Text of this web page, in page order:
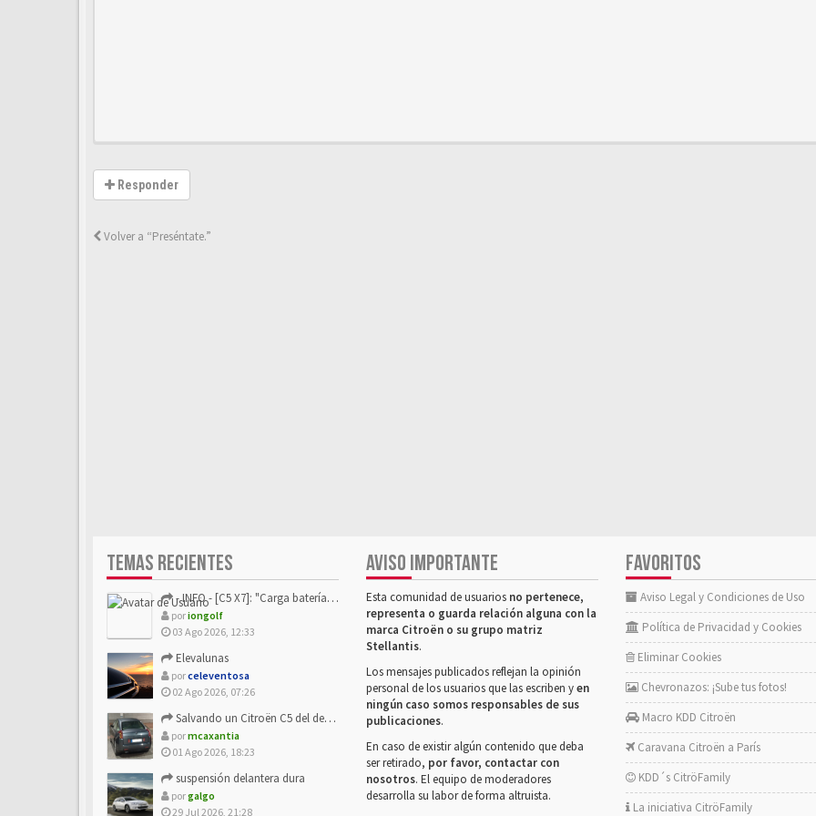
Responder
Volver a “Preséntate.”
TEMAS RECIENTES
- INFO - [C5 X7]: "Carga batería o alimentación eléctri...
poriongolf
03 Ago 2026, 12:33
Elevalunas
porceleventosa
02 Ago 2026, 07:26
Salvando un Citroën C5 del desguace: Presentación y seguimiento
pormcaxantia
01 Ago 2026, 18:23
suspensión delantera dura
porgalgo
29 Jul 2026, 21:28
AVISO IMPORTANTE
Esta comunidad de usuarios no pertenece,
representa o guarda relación alguna con la
marca Citroën o su grupo matriz
Stellantis.
Los mensajes publicados reflejan la opinión
personal de los usuarios que las escriben yen
ningún caso somos responsables de sus
publicaciones.
En caso de existir algún contenido que deba
ser retirado, por favor, contactar con
nosotros. El equipo de moderadores
desarrolla su labor de forma altruista.
FAVORITOS
Aviso Legal y Condiciones de Uso
Política de Privacidad y Cookies
Eliminar Cookies
Chevronazos: ¡Sube tus fotos!
Macro KDD Citroën
Caravana Citroën a París
KDD´s CitröFamily
La iniciativa CitröFamily